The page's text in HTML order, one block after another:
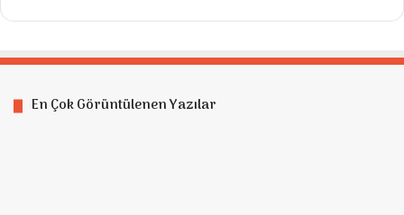
:
En Çok Görüntülenen Yazılar